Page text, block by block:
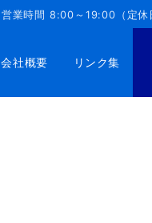
営業時間 8:00～19:00（定休
会社概要 リンク集